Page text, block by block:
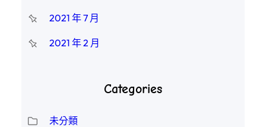
2021 年 7 月
2021 年 2 月
Categories
未分類